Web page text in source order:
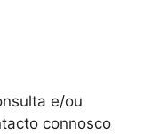
e/ou
connosco